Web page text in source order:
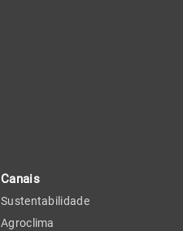
Canais
Sustentabilidade
Agroclima